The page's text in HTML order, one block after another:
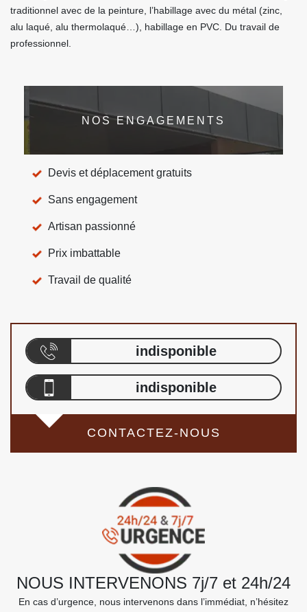
traditionnel avec de la peinture, l’habillage avec du métal (zinc,
alu laqué, alu thermolaqué…), habillage en PVC. Du travail de
professionnel.
NOS ENGAGEMENTS
Devis et déplacement gratuits
Sans engagement
Artisan passionné
Prix imbattable
Travail de qualité
indisponible
indisponible
CONTACTEZ-NOUS
NOUS INTERVENONS 7j/7 et 24h/24
En cas d’urgence, nous intervenons dans l’immédiat, n’hésitez